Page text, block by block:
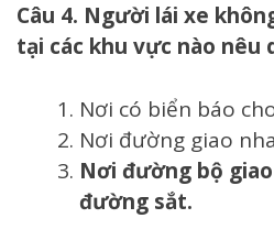
Câu 4. Người lái xe
tại các khu vực nào nêu
Nơi có biển báo
Nơi đường giao
Nơi đường bộ
đường sắt.